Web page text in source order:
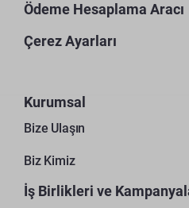
Ödeme Hesaplama Aracı
Çerez Ayarları
Kurumsal
Bize Ulaşın
Biz Kimiz
İş Birlikleri ve